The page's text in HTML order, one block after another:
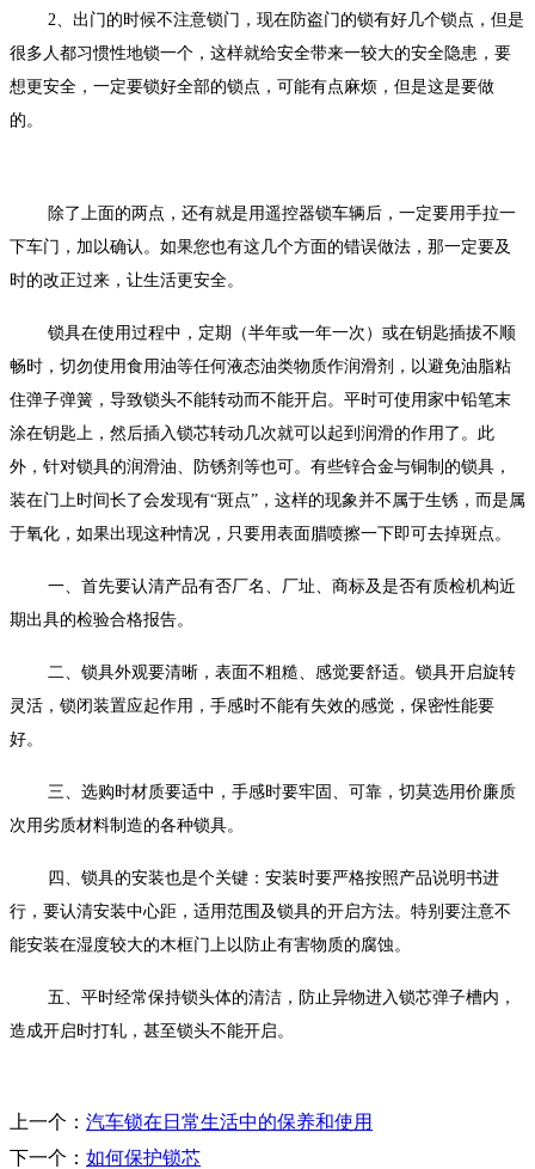
2、出门的时候不注意锁门，现在防盗门的锁有好几个锁点，但是
很多人都习惯性地锁一个，这样就给安全带来一较大的安全隐患，要
想更安全，一定要锁好全部的锁点，可能有点麻烦，但是这是要做
的。
除了上面的两点，还有就是用遥控器锁车辆后，一定要用手拉一
下车门，加以确认。如果您也有这几个方面的错误做法，那一定要及
时的改正过来，让生活更安全。
锁具在使用过程中，定期（半年或一年一次）或在钥匙插拔不顺
畅时，切勿使用食用油等任何液态油类物质作润滑剂，以避免油脂粘
住弹子弹簧，导致锁头不能转动而不能开启。平时可使用家中铅笔末
涂在钥匙上，然后插入锁芯转动几次就可以起到润滑的作用了。此
外，针对锁具的润滑油、防锈剂等也可。有些锌合金与铜制的锁具，
装在门上时间长了会发现有“斑点”，这样的现象并不属于生锈，而是属
于氧化，如果出现这种情况，只要用表面腊喷擦一下即可去掉斑点。
一、首先要认清产品有否厂名、厂址、商标及是否有质检机构近
期出具的检验合格报告。
二、锁具外观要清晰，表面不粗糙、感觉要舒适。锁具开启旋转
灵活，锁闭装置应起作用，手感时不能有失效的感觉，保密性能要
好。
三、选购时材质要适中，手感时要牢固、可靠，切莫选用价廉质
次用劣质材料制造的各种锁具。
四、锁具的安装也是个关键：安装时要严格按照产品说明书进
行，要认清安装中心距，适用范围及锁具的开启方法。特别要注意不
能安装在湿度较大的木框门上以防止有害物质的腐蚀。
五、平时经常保持锁头体的清洁，防止异物进入锁芯弹子槽内，
造成开启时打轧，甚至锁头不能开启。
上一个： 汽车锁在日常生活中的保养和使用
下一个： 如何保护锁芯